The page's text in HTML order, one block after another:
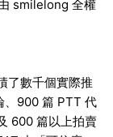
smilelong 全權
了數千個實際推
、900 篇 PTT 代
600 篇以上拍賣